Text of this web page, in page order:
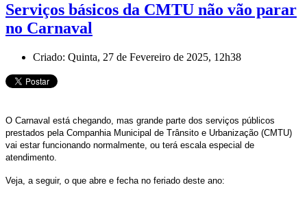
Serviços básicos da CMTU não vão parar
no Carnaval
Criado: Quinta, 27 de Fevereiro de 2025, 12h38
O Carnaval está chegando, mas grande parte dos serviços públicos
prestados pela Companhia Municipal de Trânsito e Urbanização (CMTU)
vai estar funcionando normalmente, ou terá escala especial de
atendimento.
Veja, a seguir, o que abre e fecha no feriado deste ano: